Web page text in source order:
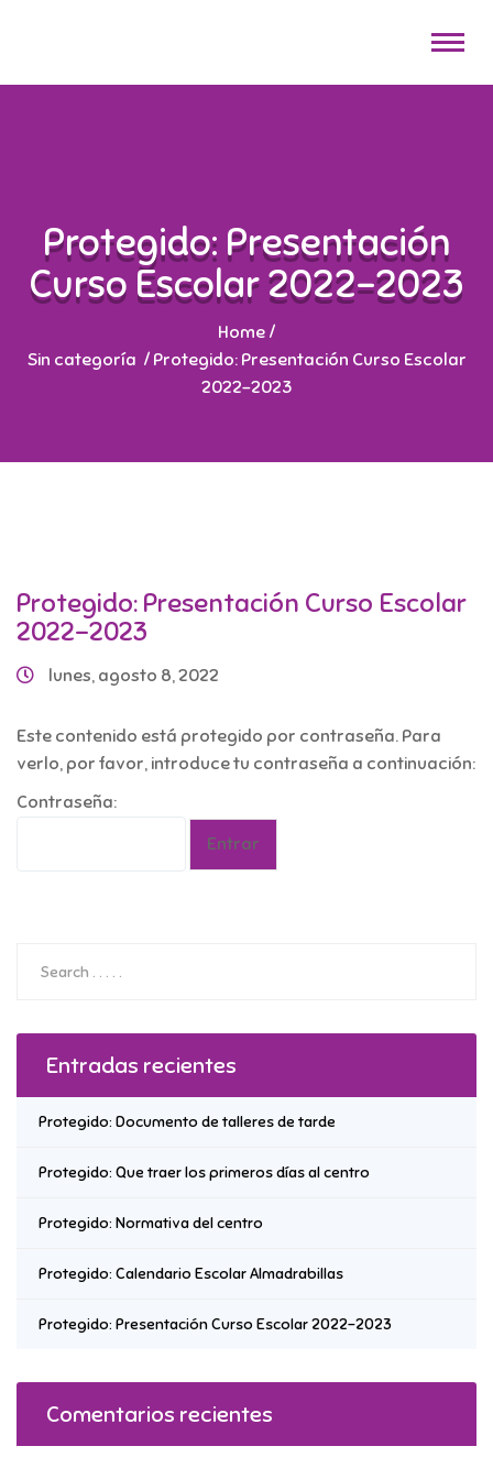
Protegido: Presentación
Curso Escolar 2022-2023
Home /
Sin categoría /Protegido: Presentación Curso Escolar
2022-2023
Protegido: Presentación Curso Escolar
2022-2023
lunes, agosto 8, 2022
Este contenido está protegido por contraseña. Para
verlo, por favor, introduce tu contraseña a continuación:
Contraseña:
Entradas recientes
Protegido: Documento de talleres de tarde
Protegido: Que traer los primeros días al centro
Protegido: Normativa del centro
Protegido: Calendario Escolar Almadrabillas
Protegido: Presentación Curso Escolar 2022-2023
Comentarios recientes